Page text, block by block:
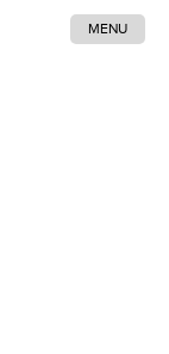
MENU